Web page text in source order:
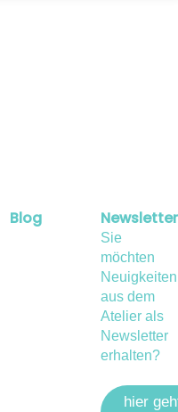
Blog Newsletter
Sie
möchten
Neuigkeiten
aus dem
Atelier als
Newsletter
erhalten?
hier